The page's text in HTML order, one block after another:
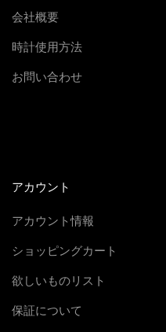
解
像
S
場
製
ロ
ヤ
会社概要
時計使用方法
お問い合わせ
アカウント
アカウント情報
ショッピングカート
欲しいものリスト
保証について